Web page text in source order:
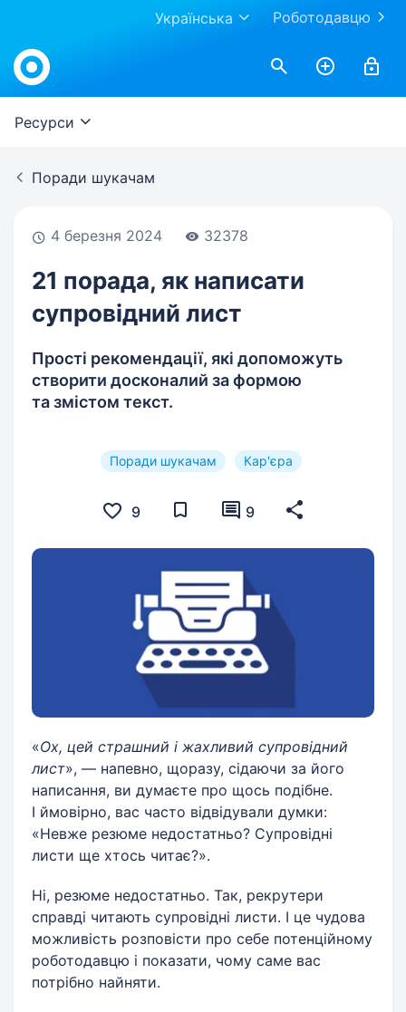
Роботодавцю
Українська
Work.ua
Ресурси
Поради шукачам
4 березня 2024 32378
21 порада, як написати
супровідний лист
Прості рекомендації, які допоможуть
створити досконалий за формою
та змістом текст.
Поради шукачам Кар'єра
9 9
«Ох, цей страшний і жахливий супровідний
лист», — напевно, щоразу, сідаючи за його
написання, ви думаєте про щось подібне.
І ймовірно, вас часто відвідували думки:
«Невже резюме недостатньо? Супровідні
листи ще хтось читає?».
Ні, резюме недостатньо. Так, рекрутери
справді читають супровідні листи. І це чудова
можливість розповісти про себе потенційному
роботодавцю і показати, чому саме вас
потрібно найняти.